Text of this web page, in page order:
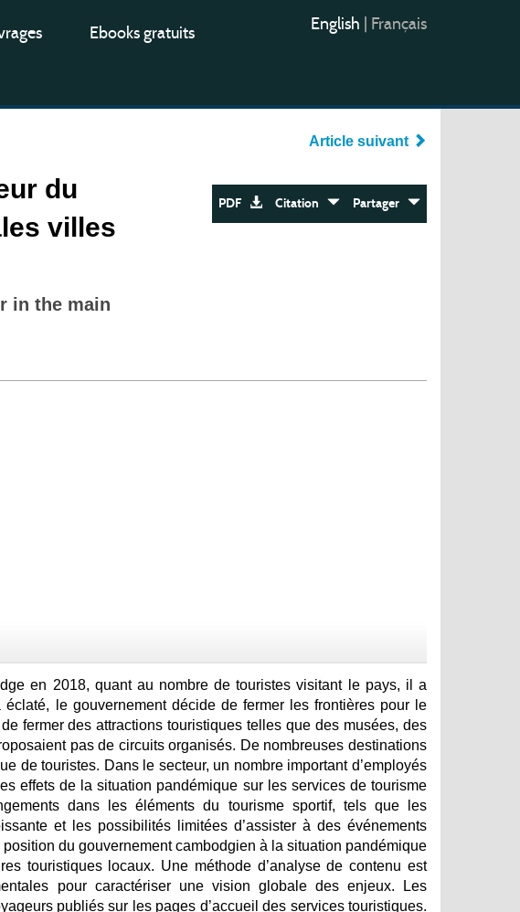
Ebooks gratuits English Français
du
villes
in the main
Article suivant
PDF Citation Partager
en 2018, quant au nombre de touristes visitant le pays, il a
le gouvernement décide de fermer les frontières pour le
fermer des attractions touristiques telles que des musées, des
pas de circuits organisés. De nombreuses destinations
de touristes. Dans le secteur, un nombre important d’employés
effets de la situation pandémique sur les services de tourisme
dans les éléments du tourisme sportif, tels que les
et les possibilités limitées d’assister à des événements
du gouvernement cambodgien à la situation pandémique
touristiques locaux. Une méthode d’analyse de contenu est
pour caractériser une vision globale des enjeux. Les
publiés sur les pages d’accueil des services touristiques.